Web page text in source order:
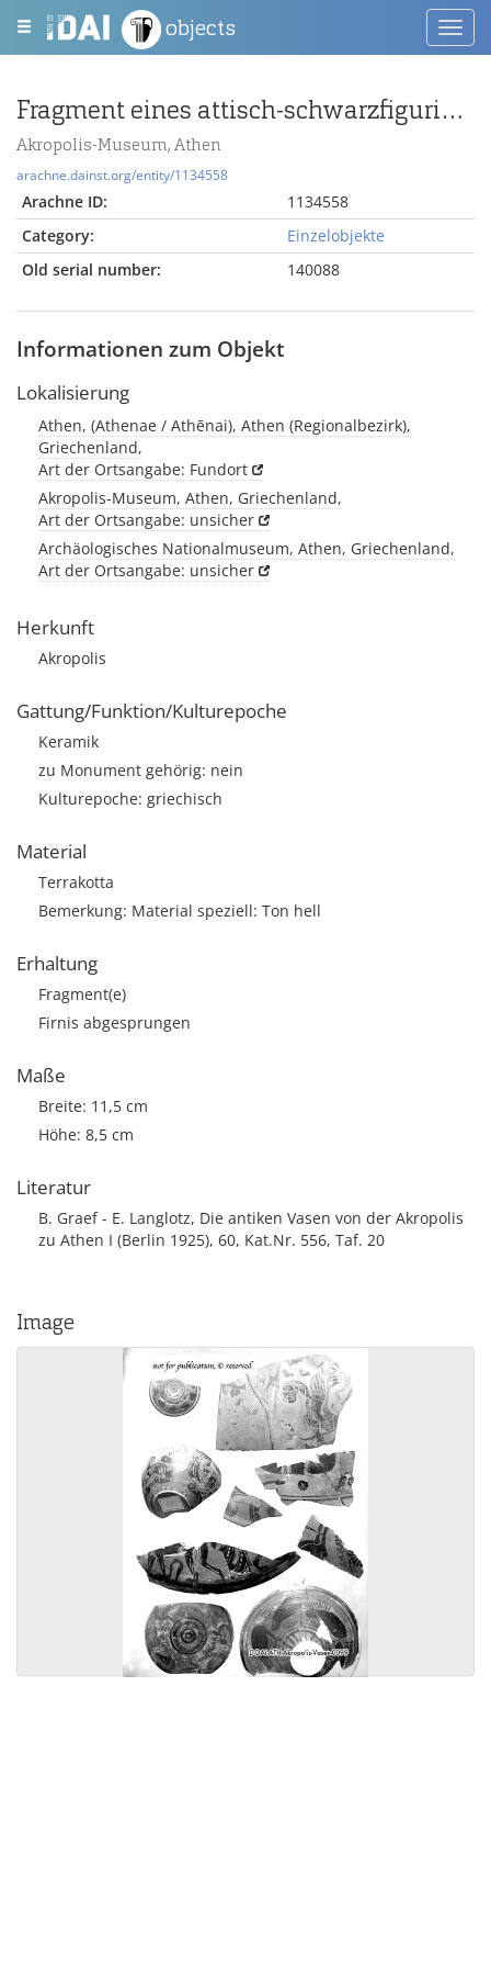
objects
Fragment eines attisch-schwarzfigurigen Skyphos mit zwei Tierfriesen mit Löwen und Sirenen und Palmettenband
Akropolis-Museum, Athen
arachne.dainst.org/entity/1134558
Arachne ID:
1134558
Category:
Einzelobjekte
Old serial number:
140088
Informationen zum Objekt
Lokalisierung
Athen, (Athenae / Athēnai), Athen (Regionalbezirk),
Griechenland,
Art der Ortsangabe: Fundort
Akropolis-Museum, Athen, Griechenland,
Art der Ortsangabe: unsicher
Archäologisches Nationalmuseum, Athen, Griechenland,
Art der Ortsangabe: unsicher
Herkunft
Akropolis
Gattung/Funktion/Kulturepoche
Keramik
zu Monument gehörig: nein
Kulturepoche: griechisch
Material
Terrakotta
Bemerkung: Material speziell: Ton hell
Erhaltung
Fragment(e)
Firnis abgesprungen
Maße
Breite: 11,5 cm
Höhe: 8,5 cm
Literatur
B. Graef - E. Langlotz, Die antiken Vasen von der Akropolis
zu Athen I (Berlin 1925), 60, Kat.Nr. 556, Taf. 20
Image